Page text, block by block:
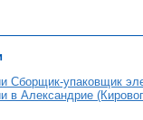
Сборщик-упаковщик
в Александрие